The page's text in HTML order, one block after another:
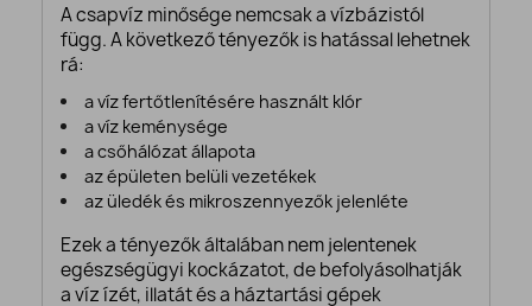
A csapvíz minősége nemcsak a vízbázistól
függ. A következő tényezők is hatással lehetnek
rá:
a víz fertőtlenítésére használt klór
a víz keménysége
a csőhálózat állapota
az épületen belüli vezetékek
az üledék és mikroszennyezők jelenléte
Ezek a tényezők általában nem jelentenek
egészségügyi kockázatot, de befolyásolhatják
a víz ízét, illatát és a háztartási gépek